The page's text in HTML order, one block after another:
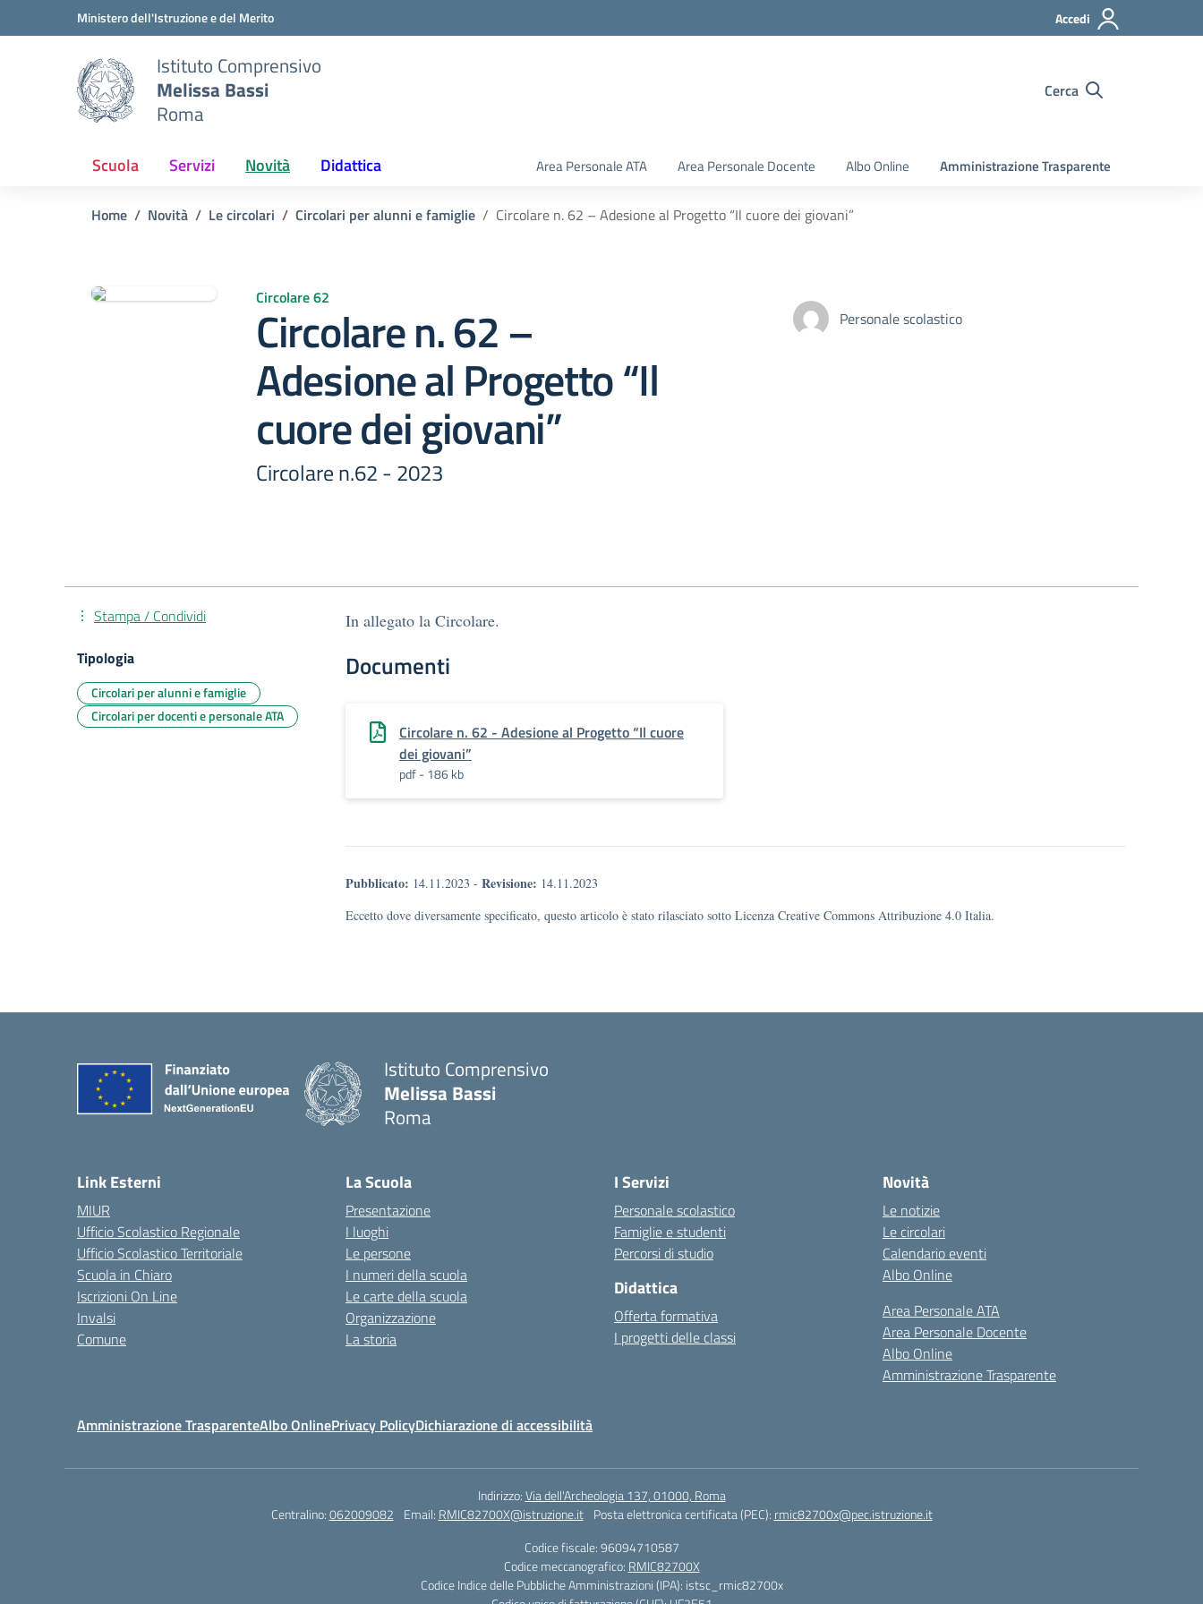
Vai ai contenuti
Vai al menu di navigazioneMinistero dell'Istruzione e del Merito Accedi
Istituto Comprensivo
Melissa Bassi
Roma
Cerca
Scuola Servizi Novità Didattica Area Personale ATA Area Personale Docente Albo Online Amministrazione Trasparente
Home Novità Le circolari Circolari per alunni e famiglie Circolare n. 62 – Adesione al Progetto “Il cuore dei giovani”
Circolare 62
Circolare n. 62 –
Adesione al Progetto “Il
cuore dei giovani”
Circolare n.62 - 2023
Personale scolastico
In allegato la Circolare.
Documenti
Circolare n. 62 - Adesione al Progetto “Il cuore
dei giovani”
pdf - 186 kb
Pubblicato: 14.11.2023 - Revisione: 14.11.2023
Eccetto dove diversamente specificato, questo articolo è stato rilasciato sotto Licenza Creative Commons Attribuzione 4.0 Italia.
Stampa / Condividi
Tipologia
Circolari per alunni e famiglie
Circolari per docenti e personale ATA
Istituto Comprensivo
Melissa Bassi
Roma
Link Esterni
MIUR
Ufficio Scolastico Regionale
Ufficio Scolastico Territoriale
Scuola in Chiaro
Iscrizioni On Line
Invalsi
Comune
La Scuola
Presentazione
I luoghi
Le persone
I numeri della scuola
Le carte della scuola
Organizzazione
La storia
I Servizi
Personale scolastico
Famiglie e studenti
Percorsi di studio
Didattica
Offerta formativa
I progetti delle classi
Novità
Le notizie
Le circolari
Calendario eventi
Albo Online
Area Personale ATA
Area Personale Docente
Albo Online
Amministrazione Trasparente
Amministrazione TrasparenteAlbo OnlinePrivacy PolicyDichiarazione di accessibilità
Indirizzo:Via dell'Archeologia 137, 01000, Roma
Centralino:062009082 Email: RMIC82700X@istruzione.it Posta elettronica certificata (PEC): rmic82700x@pec.istruzione.it
Codice fiscale: 96094710587
Codice meccanografico: RMIC82700X
Codice Indice delle Pubbliche Amministrazioni (IPA): istsc_rmic82700x